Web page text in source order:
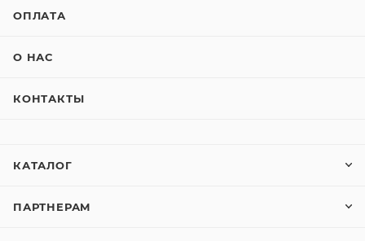
ОПЛАТА
О НАС
КОНТАКТЫ
КАТАЛОГ
ПАРТНЕРАМ